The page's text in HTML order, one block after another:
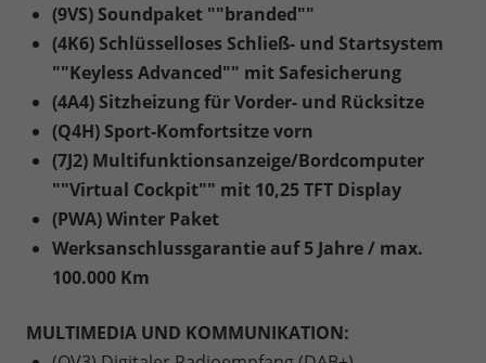
(9VS) Soundpaket ""branded""
(4K6) Schlüsselloses Schließ- und Startsystem
""Keyless Advanced"" mit Safesicherung
(4A4) Sitzheizung für Vorder- und Rücksitze
(Q4H) Sport-Komfortsitze vorn
(7J2) Multifunktionsanzeige/Bordcomputer
""Virtual Cockpit"" mit 10,25 TFT Display
(PWA) Winter Paket
Werksanschlussgarantie auf 5 Jahre / max.
100.000 Km
MULTIMEDIA UND KOMMUNIKATION: